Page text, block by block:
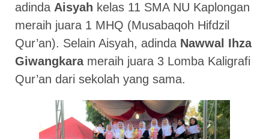
adinda Aisyah kelas 11 SMA NU Kaplongan
meraih juara 1 MHQ (Musabaqoh Hifdzil
Qur’an). Selain Aisyah, adinda Nawwal Ihza
Giwangkarameraih juara 3 Lomba Kaligrafi
Qur’an dari sekolah yang sama.